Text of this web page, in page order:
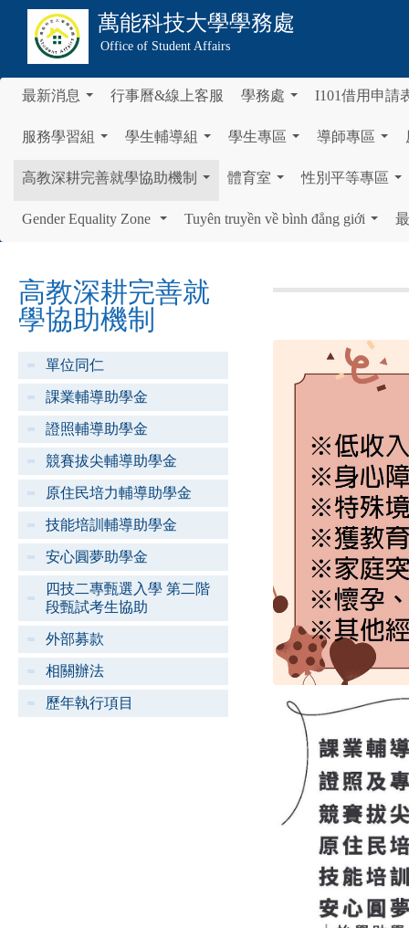
萬能科技大學學務處
Office of Student Affairs
最新消息 行事曆&線上客服 學務處 I101借用申請
服務學習組 學生輔導組 學生專區 導師專區
高教深耕完善就學協助機制 體育室 性別平等專區
Gender Equality Zone
Tuyên truyền về bình đẳng giới
高教深耕完善就
學協助機制
單位同仁
課業輔導助學金
證照輔導助學金
競賽拔尖輔導助學金
原住民培力輔導助學金
技能培訓輔導助學金
安心圓夢助學金
四技二專甄選入學 第二階
段甄試考生協助
外部募款
相關辦法
歷年執行項目